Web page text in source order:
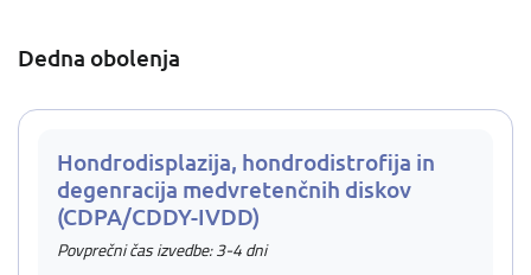
Dedna obolenja
Hondrodisplazija, hondrodistrofija in
degenracija medvretenčnih diskov
(CDPA/CDDY-IVDD)
Povprečni čas izvedbe: 3-4 dni